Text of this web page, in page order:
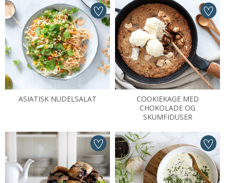
ASIATISK NUDELSALAT
COOKIEKAGE MED
CHOKOLADE OG
SKUMFIDUSER